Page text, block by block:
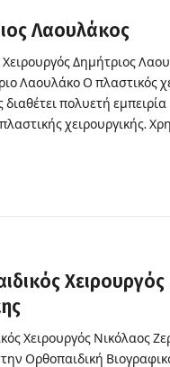
Λαουλάκος
Δημήτριος
Λαουλάκο Ο πλαστικός
πολυετή εμπειρία
χειρουργικής.
Χειρουργός Νικόλαος
Ορθοπαιδική